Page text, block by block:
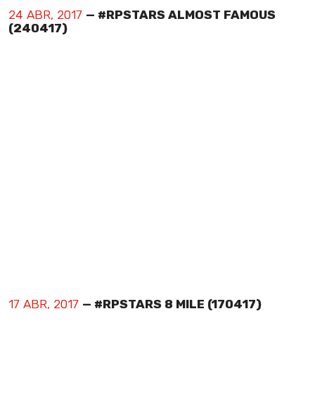
24 ABR, 2017 — #RPSTARS ALMOST FAMOUS
(240417)
17 ABR, 2017 — #RPSTARS 8 MILE (170417)